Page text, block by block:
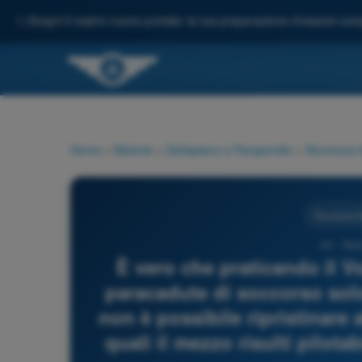
Scopri il nostro nuovo portale: la tua preparazione d'esame
Home Materie Deltaplano e Parapendio Sicurezza
È vero che praticando il
paracadute di soccorso
non è possibile ripristinare
quali il mezzo risulti